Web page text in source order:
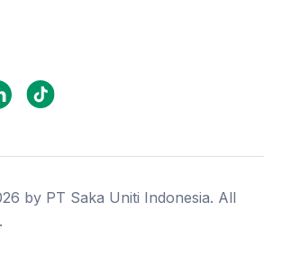
by PT Saka Uniti Indonesia. All